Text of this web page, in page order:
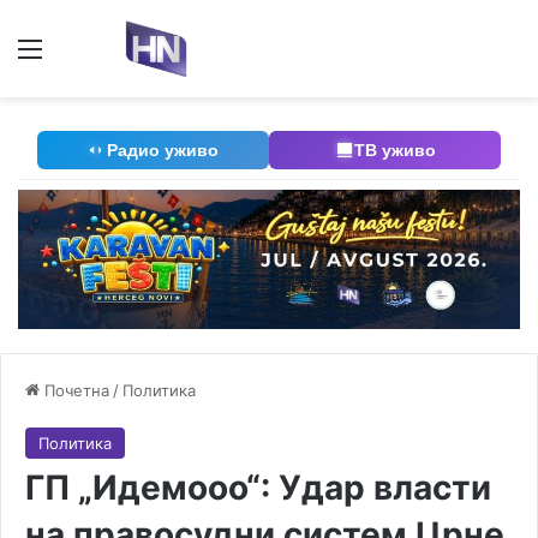
Радио уживо ТВ уживо
Почетна / Политика
Политика
ГП „Идемооо“: Удар власти